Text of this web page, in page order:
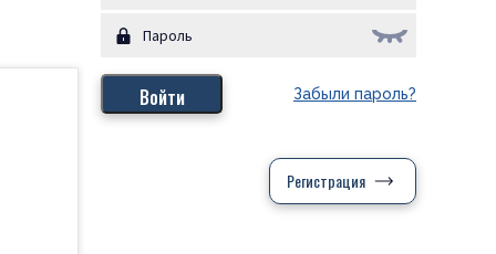
Забыли пароль?
Регистрация